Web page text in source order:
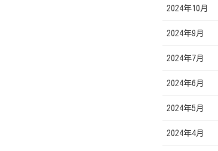
2024年10月
2024年9月
2024年7月
2024年6月
2024年5月
2024年4月